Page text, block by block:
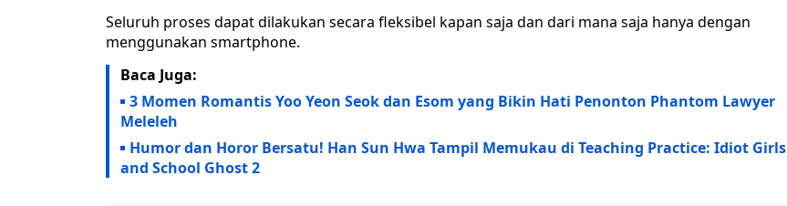
Seluruh proses dapat dilakukan secara fleksibel kapan saja dan dari mana saja hanya dengan
menggunakan smartphone.
Baca Juga:
3 Momen Romantis Yoo Yeon Seok dan Esom yang Bikin Hati Penonton Phantom Lawyer
Meleleh
Humor dan Horor Bersatu! Han Sun Hwa Tampil Memukau di Teaching Practice: Idiot Girls
and School Ghost 2